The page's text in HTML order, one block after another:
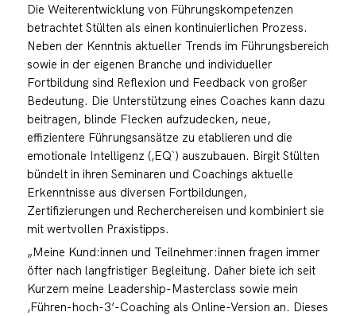
Die Weiterentwicklung von Führungskompetenzen
betrachtet Stülten als einen kontinuierlichen Prozess.
Neben der Kenntnis aktueller Trends im Führungsbereich
sowie in der eigenen Branche und individueller
Fortbildung sind Reflexion und Feedback von großer
Bedeutung. Die Unterstützung eines Coaches kann dazu
beitragen, blinde Flecken aufzudecken, neue,
effizientere Führungsansätze zu etablieren und die
emotionale Intelligenz (‚EQ`) auszubauen. Birgit Stülten
bündelt in ihren Seminaren und Coachings aktuelle
Erkenntnisse aus diversen Fortbildungen,
Zertifizierungen und Recherchereisen und kombiniert sie
mit wertvollen Praxistipps.
„Meine Kund:innen und Teilnehmer:innen fragen immer
öfter nach langfristiger Begleitung. Daher biete ich seit
Kurzem meine Leadership-Masterclass sowie mein
‚Führen-hoch-3’-Coaching als Online-Version an. Dieses